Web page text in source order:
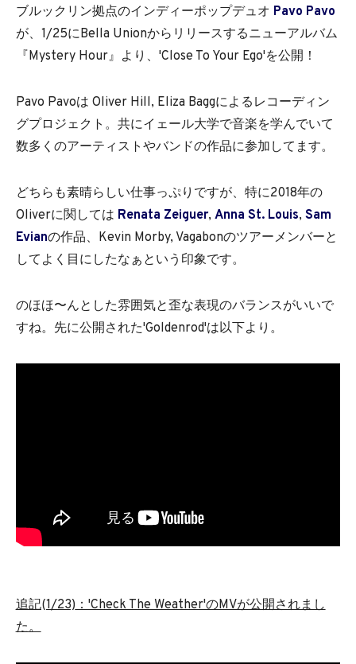
ブルックリン拠点のインディーポップデュオ Pavo Pavo
が、1/25にBella Unionからリリースするニューアルバム
『Mystery Hour』より、'Close To Your Ego'を公開！
Pavo Pavoは Oliver Hill, Eliza Baggによるレコーディン
グプロジェクト。共にイェール大学で音楽を学んでいて
数多くのアーティストやバンドの作品に参加してます。
どちらも素晴らしい仕事っぷりですが、特に2018年の
Oliverに関しては Renata Zeiguer, Anna St. Louis, Sam
Evianの作品、Kevin Morby, Vagabonのツアーメンバーと
してよく目にしたなぁという印象です。
のほほ〜んとした雰囲気と歪な表現のバランスがいいで
すね。先に公開された'Goldenrod'は以下より。
追記(1/23) ：'Check The Weather'のMVが公開されまし
た。